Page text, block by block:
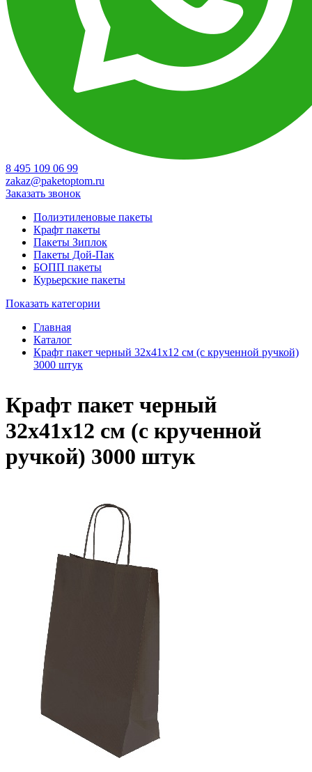
8 495 109 06 99
zakaz@paketoptom.ru
Заказать звонок
Полиэтиленовые пакеты
Крафт пакеты
Пакеты Зиплок
Пакеты Дой-Пак
БОПП пакеты
Курьерские пакеты
Показать категории
Главная
Каталог
Крафт пакет черный 32х41х12 см (с крученной ручкой)
3000 штук
Крафт пакет черный
32х41х12 см (с крученной
ручкой) 3000 штук